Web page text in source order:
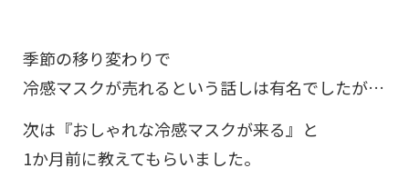
季節の移り変わりで
冷感マスクが売れるという話しは有名でしたが…
次は『おしゃれな冷感マスクが来る』と
1か月前に教えてもらいました。